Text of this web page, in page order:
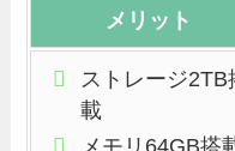
メリット
ストレージ2TB
載
メモリ64GB搭